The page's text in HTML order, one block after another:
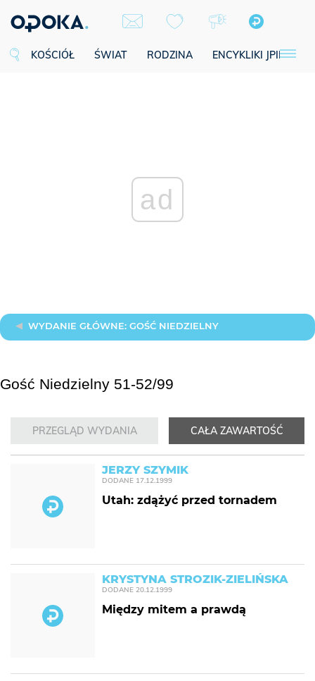
KOŚCIÓŁ ŚWIAT RODZINA ENCYKLIKI JPII
ad
WYDANIE GŁÓWNE: GOŚĆ NIEDZIELNY
Gość Niedzielny 51-52/99
PRZEGLĄD WYDANIA CAŁA ZAWARTOŚĆ
JERZY SZYMIK
DODANE 17.12.1999
Utah: zdążyć przed tornadem
KRYSTYNA STROZIK-ZIELIŃSKA
DODANE 20.12.1999
Między mitem a prawdą